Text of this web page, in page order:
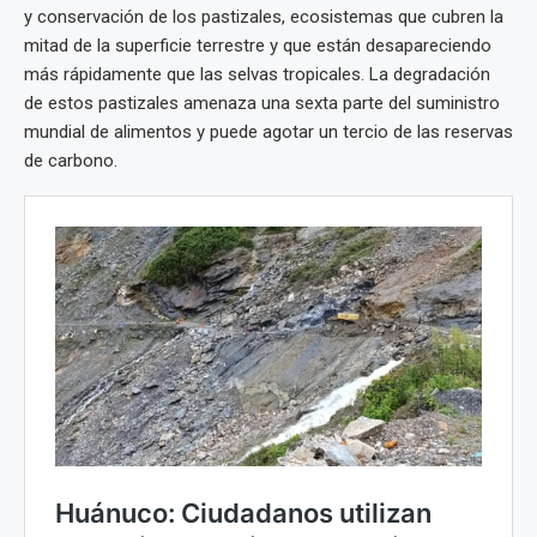
y conservación de los pastizales, ecosistemas que cubren la
mitad de la superficie terrestre y que están desapareciendo
más rápidamente que las selvas tropicales. La degradación
de estos pastizales amenaza una sexta parte del suministro
mundial de alimentos y puede agotar un tercio de las reservas
de carbono.